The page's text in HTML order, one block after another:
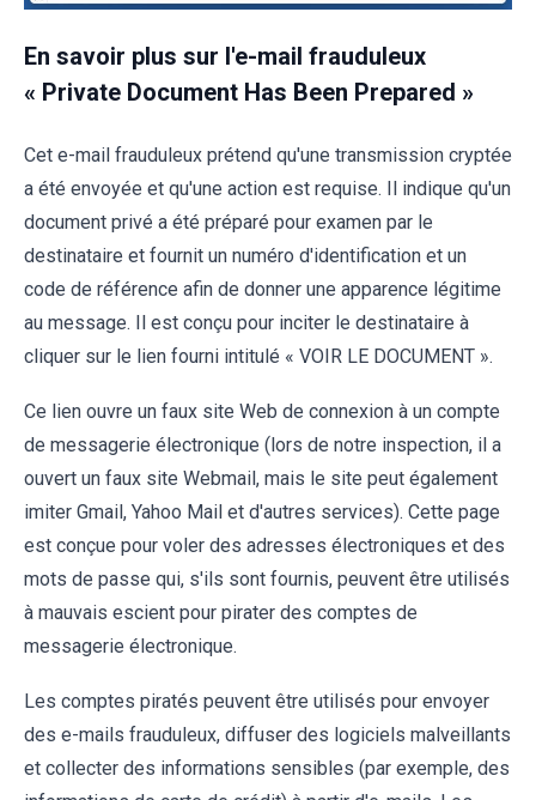
En savoir plus sur l'e-mail frauduleux
« Private Document Has Been Prepared »
Cet e-mail frauduleux prétend qu'une transmission cryptée
a été envoyée et qu'une action est requise. Il indique qu'un
document privé a été préparé pour examen par le
destinataire et fournit un numéro d'identification et un
code de référence afin de donner une apparence légitime
au message. Il est conçu pour inciter le destinataire à
cliquer sur le lien fourni intitulé « VOIR LE DOCUMENT ».
Ce lien ouvre un faux site Web de connexion à un compte
de messagerie électronique (lors de notre inspection, il a
ouvert un faux site Webmail, mais le site peut également
imiter Gmail, Yahoo Mail et d'autres services). Cette page
est conçue pour voler des adresses électroniques et des
mots de passe qui, s'ils sont fournis, peuvent être utilisés
à mauvais escient pour pirater des comptes de
messagerie électronique.
Les comptes piratés peuvent être utilisés pour envoyer
des e-mails frauduleux, diffuser des logiciels malveillants
et collecter des informations sensibles (par exemple, des